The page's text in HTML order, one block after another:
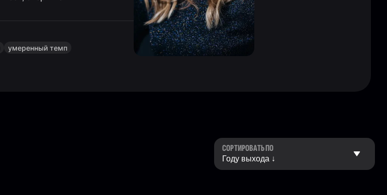
умеренный темп
СОРТИРОВАТЬ ПО